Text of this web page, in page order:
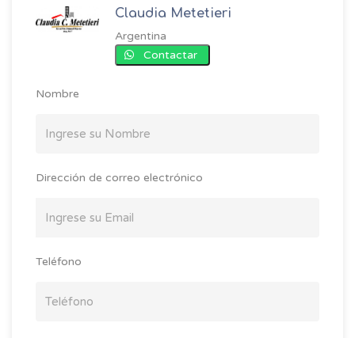
Claudia Metetieri
Argentina
Contactar
Nombre
Dirección de correo electrónico
Teléfono